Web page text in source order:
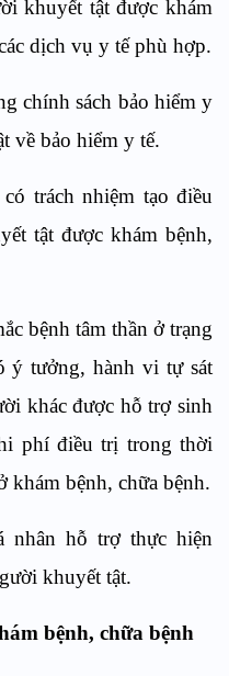
khuyết tật được khám
dịch vụ y tế phù hợp.
chính sách bảo hiểm y
về bảo hiểm y tế.
trách nhiệm tạo điều
tật được khám bệnh,
bệnh tâm thần ở trạng
ý tưởng, hành vi tự sát
khác được hỗ trợ sinh
phí điều trị trong thời
khám bệnh, chữa bệnh.
nhân hỗ trợ thực hiện
khuyết tật.
bệnh, chữa bệnh